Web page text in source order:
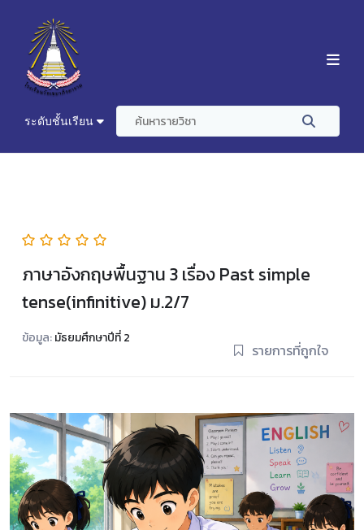
ระดับชั้นเรียน
ภาษาอังกฤษพื้นฐาน 3 เรื่อง Past simple
tense(infinitive) ม.2/7
ข้อมูล:มัธยมศึกษาปีที่ 2
รายการที่ถูกใจ